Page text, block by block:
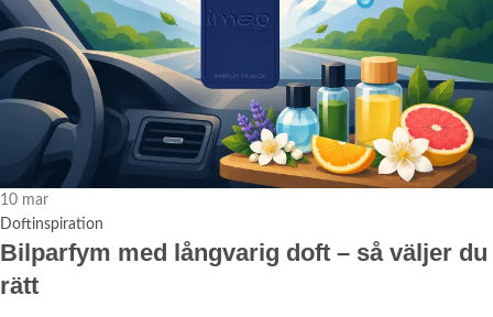
10 mar
Doftinspiration
Bilparfym med långvarig doft – så väljer du
rätt